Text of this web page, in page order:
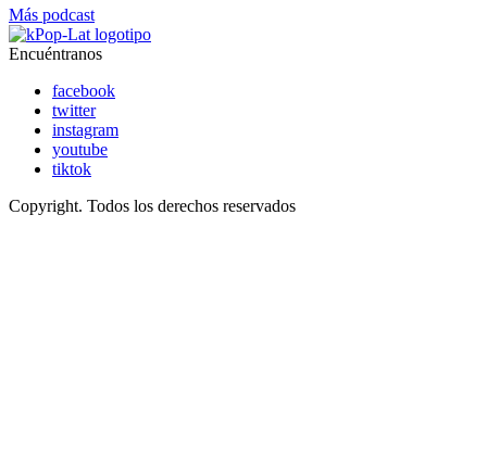
Más podcast
Encuéntranos
facebook
twitter
instagram
youtube
tiktok
Copyright. Todos los derechos reservados